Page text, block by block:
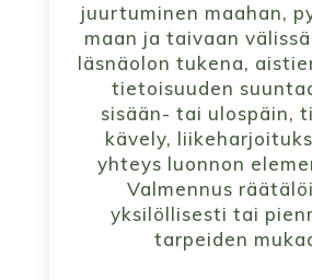
juurtuminen maahan,
maan ja taivaan
läsnäolon tukena,
tietoisuuden
sisään- tai ulospäin,
kävely,
yhteys luonnon
Valmennus
yksilöllisesti tai
tarpeiden